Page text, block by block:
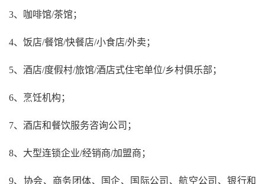
3、咖啡馆/茶馆；
4、饭店/餐馆/快餐店/小食店/外卖；
5、酒店/度假村/旅馆/酒店式住宅单位/乡村俱乐部；
6、烹饪机构；
7、酒店和餐饮服务咨询公司；
8、大型连锁企业/经销商/加盟商；
9、协会、商务团体、国企、国际公司、航空公司、银行和